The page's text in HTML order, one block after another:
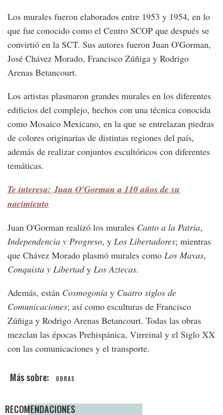
Los murales fueron elaborados entre 1953 y 1954, en lo
que fue conocido como el Centro SCOP que después se
convirtió en la SCT. Sus autores fueron Juan O'Gorman,
José Chávez Morado, Francisco Zúñiga y Rodrigo
Arenas Betancourt.
Los artistas plasmaron grandes murales en los diferentes
edificios del complejo, hechos con una técnica conocida
como Mosaico Mexicano, en la que se entrelazan piedras
de colores originarias de distintas regiones del país,
además de realizar conjuntos escultóricos con diferentes
temáticas.
Te interesa: Juan O'Gorman a 110 años de su
nacimiento
Juan O'Gorman realizó los murales Canto a la Patria,
Independencia y Progreso, y Los Libertadores; mientras
que Chávez Morado plasmó murales como Los Mayas,
Conquista y Libertady Los Aztecas.
Además, están Cosmogonía y Cuatro siglos de
Comunicaciones; así como esculturas de Francisco
Zúñiga y Rodrigo Arenas Betancourt. Todas las obras
mezclan las épocas Prehispánica, Virreinal y el Siglo XX
con las comunicaciones y el transporte.
OBRAS
RECOMENDACIONES